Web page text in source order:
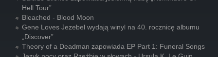
Hell Tour”
Bleached - Blood Moon
Gene Loves Jezebel wydają winyl na 40. rocznicę albumu
„Discover”
Theory of a Deadman zapowiada EP Part 1: Funeral Songs